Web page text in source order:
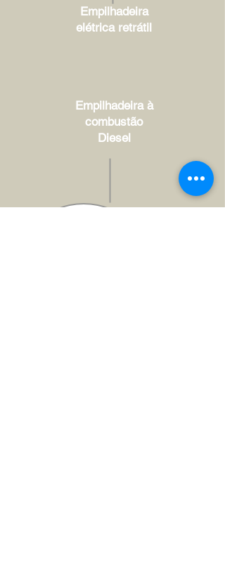
Empilhadeira
elétrica retrátil
Empilhadeira à
combustão
Diesel